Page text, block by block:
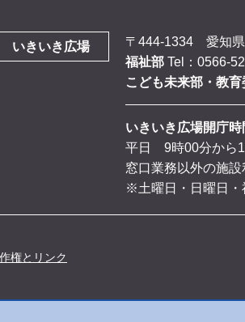
いきいき広場
〒444-1334 愛知県
福祉部 Tel：0566-
こども未来部・教
いきいき広場開庁時
平日 9時00分から
窓口業務以外の施
※土曜日・日曜日
権とリンク